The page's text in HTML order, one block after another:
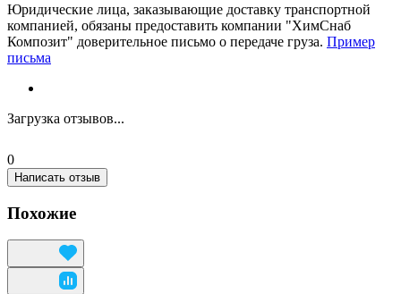
Юридические лица, заказывающие доставку транспортной
компанией, обязаны предоставить компании "ХимСнаб
Композит" доверительное письмо о передаче груза. Пример
письма
Загрузка отзывов...
0
Написать отзыв
Похожие